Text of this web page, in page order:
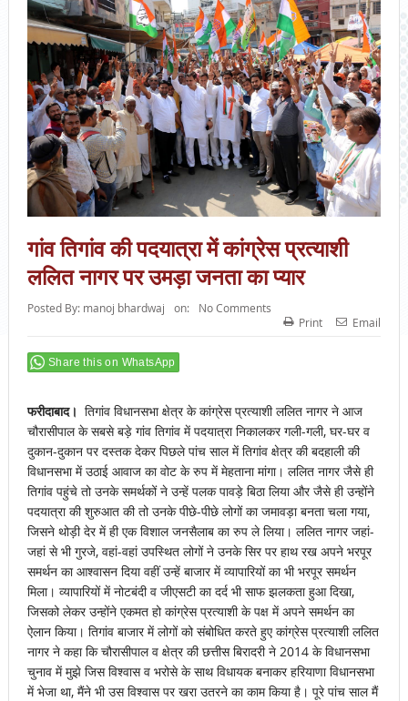
गांव तिगांव की पदयात्रा में कांग्रेस प्रत्याशी
ललित नागर पर उमड़ा जनता का प्यार
Posted By: manoj bhardwaj on:
No Comments
Print
Email
Share this on WhatsApp
फरीदाबाद। तिगांव विधानसभा क्षेत्र के कांग्रेस प्रत्याशी ललित नागर ने आज
चौरासीपाल के सबसे बड़े गांव तिगांव में पदयात्रा निकालकर गली-गली, घर-घर व
दुकान-दुकान पर दस्तक देकर पिछले पांच साल में तिगांव क्षेत्र की बदहाली की
विधानसभा में उठाई आवाज का वोट के रुप में मेहताना मांगा। ललित नागर जैसे ही
तिगांव पहुंचे तो उनके समर्थकों ने उन्हें पलक पावड़े बिठा लिया और जैसे ही उन्होंने
पदयात्रा की शुरुआत की तो उनके पीछे-पीछे लोगों का जमावड़ा बनता चला गया,
जिसने थोड़ी देर में ही एक विशाल जनसैलाब का रुप ले लिया। ललित नागर जहां-
जहां से भी गुरजे, वहां-वहां उपस्थित लोगों ने उनके सिर पर हाथ रख अपने भरपूर
समर्थन का आश्वासन दिया वहीं उन्हें बाजार में व्यापारियों का भी भरपूर समर्थन
मिला। व्यापारियों में नोटबंदी व जीएसटी का दर्द भी साफ झलकता हुआ दिखा,
जिसको लेकर उन्होंने एकमत हो कांग्रेस प्रत्याशी के पक्ष में अपने समर्थन का
ऐलान किया। तिगांव बाजार में लोगों को संबोधित करते हुए कांग्रेस प्रत्याशी ललित
नागर ने कहा कि चौरासीपाल व क्षेत्र की छत्तीस बिरादरी ने 2014 के विधानसभा
चुनाव में मुझे जिस विश्वास व भरोसे के साथ विधायक बनाकर हरियाणा विधानसभा
में भेजा था, मैंने भी उस विश्वास पर खरा उतरने का काम किया है। पूरे पांच साल मैं